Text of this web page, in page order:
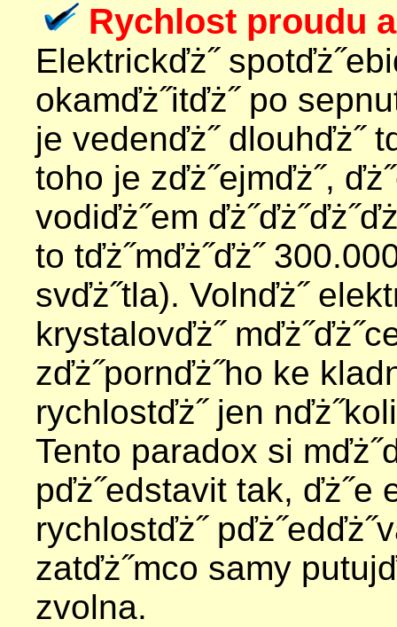
Rychlost proudu
Elektrickďż˝
okamďż˝itďż˝ po
je vedenďż˝ dlouhďż˝
toho je zďż˝ejmďż˝,
vodiďż˝em
to tďż˝mďż˝ďż˝
svďż˝tla). Volnďż˝
krystalovďż˝
zďż˝pornďż˝ho ke
rychlostďż˝ jen
Tento paradox si
pďż˝edstavit tak, ďż˝e
rychlostďż˝
zatďż˝mco samy
zvolna.